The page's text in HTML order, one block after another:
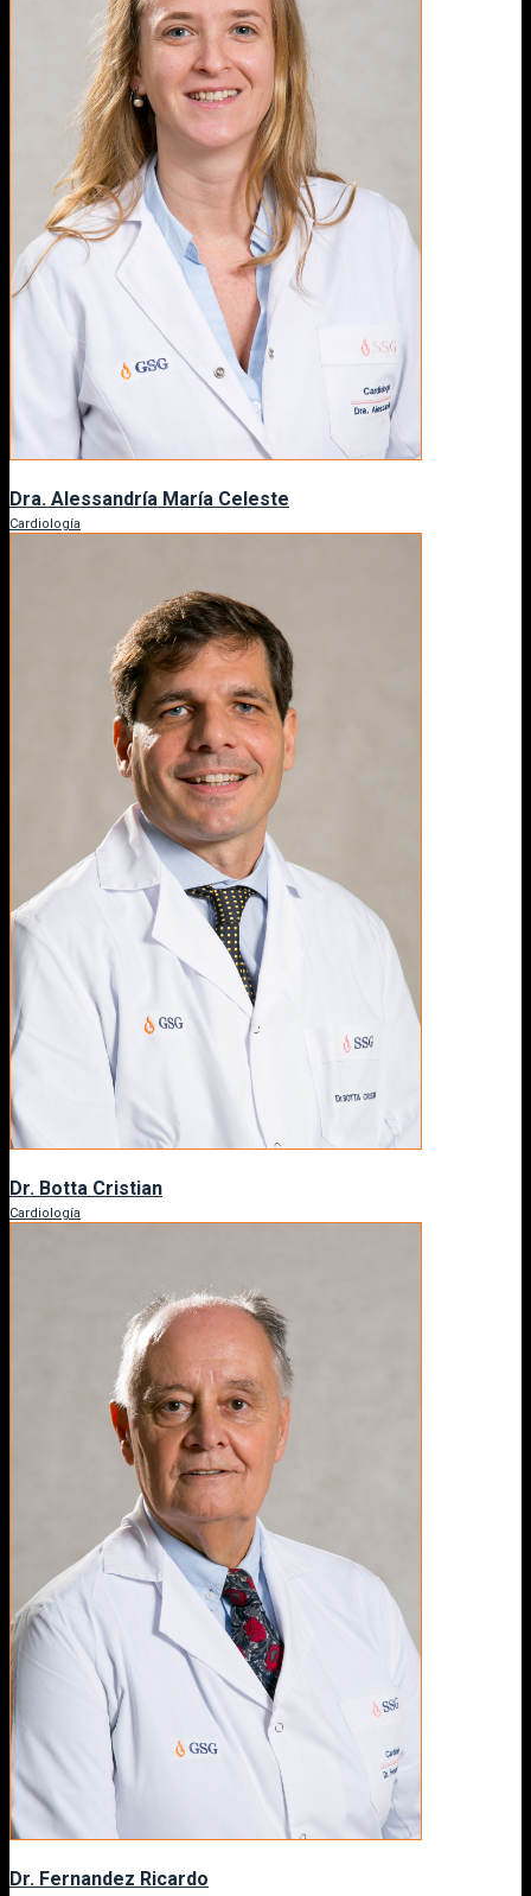
Dra. Alessandría María Celeste
Cardiología
Dr. Botta Cristian
Cardiología
Dr. Fernandez Ricardo